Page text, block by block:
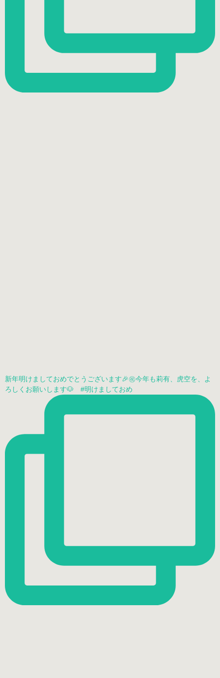
新年明けましておめでとうございます🎉㊗️今年も莉有、虎空を、よ
ろしくお願いします🐶 #明けましておめ